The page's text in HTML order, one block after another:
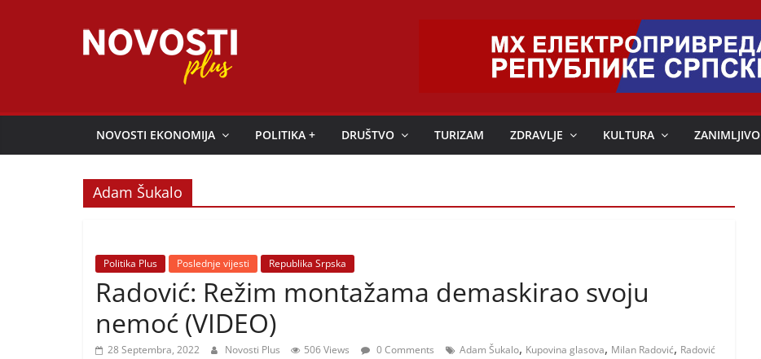
Novosti
Plus
r
NOVOSTI EKONOMIJA POLITIKA + DRUŠTVO TURIZAM ZDRAVLJE KULTURA ZANIMLJIVO
Adam Šukalo
Politika Plus Poslednje vijesti Republika Srpska
Radović: Režim montažama demaskirao svoju
nemoć (VIDEO)
28 Septembra, 2022 Novosti Plus 506 Views 0 Comments Adam Šukalo, Kupovina glasova, Milan Radović, Radović